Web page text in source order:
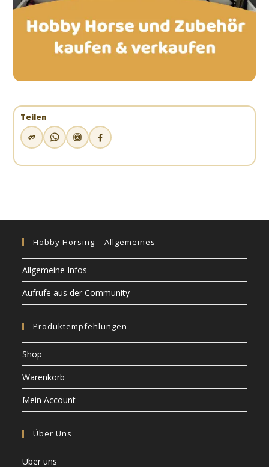
Teilen
Hobby Horsing – Allgemeines
Allgemeine Infos
Aufrufe aus der Community
Produktempfehlungen
Shop
Warenkorb
Mein Account
Über Uns
Über uns